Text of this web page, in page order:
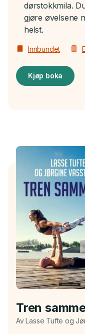
dørstokkmila.
gjøre øvelsene
helst.
Innbundet
Kjøp boka
Tren
Av Lasse Tufte og